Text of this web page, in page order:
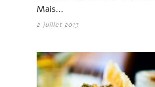
Mais…
2 juillet 2013